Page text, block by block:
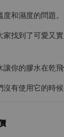
度和濕度的問題
家找到了可愛又
讓你的膠水在乾
沒有使用它的時